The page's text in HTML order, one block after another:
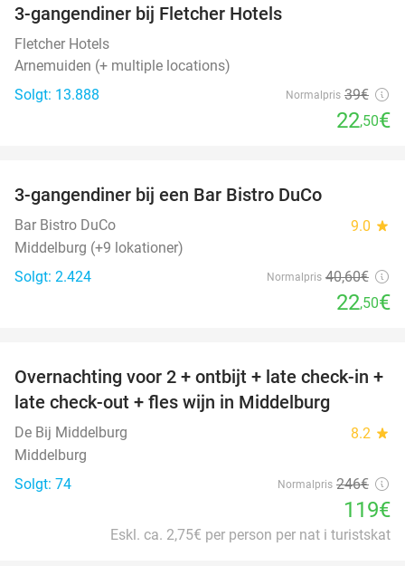
3-gangendiner bij Fletcher Hotels
Fletcher Hotels
Arnemuiden (+ multiple locations)
Solgt: 13.888
Normalpris 39€
22,50€
3-gangendiner bij een Bar Bistro DuCo
Bar Bistro DuCo 9.0 star
Middelburg (+9 lokationer)
Solgt: 2.424
Normalpris 40,60€
22,50€
52%
Overnachting voor 2 + ontbijt + late check-in +
late check-out + fles wijn in Middelburg
De Bij Middelburg 8.2 star
Middelburg
Solgt: 74
Normalpris 246€
119€
Eskl. ca. 2,75€ per person per nat i turistskat